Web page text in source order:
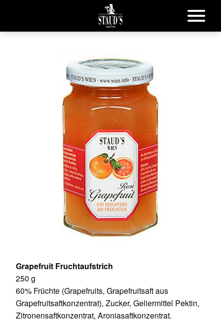
Grapefruit Fruchtaufstrich
250 g
60% Früchte (Grapefruits, Grapefruitsaft aus
Grapefruitsaftkonzentrat), Zucker, Geliermittel Pektin,
Zitronensaftkonzentrat, Aroniasaftkonzentrat.